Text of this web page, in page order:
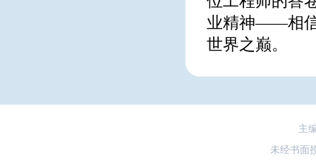
业精神——相信
世界之巅。
主
未经书面